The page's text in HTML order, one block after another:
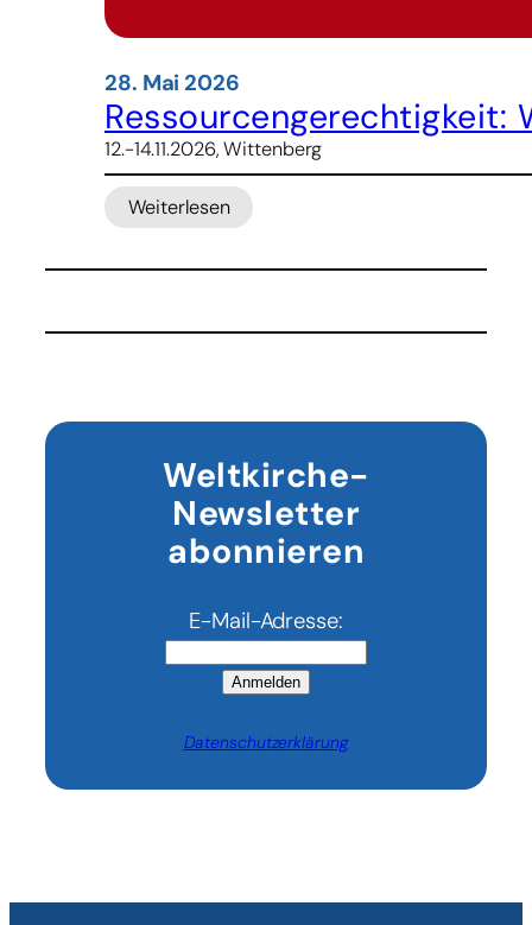
28. Mai 2026
Ressourcengerechtigkeit:
12.-14.11.2026, Wittenberg
Weiterlesen
:
Was
Weltkirche-
Newsletter
abonnieren
E-Mail-Adresse:
Anmelden
Datenschutzerklärung